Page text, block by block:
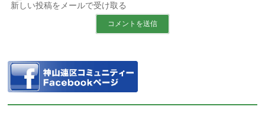
新しい投稿をメールで受け取る